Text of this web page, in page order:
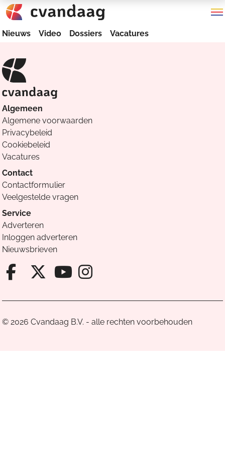
Nieuws Video Dossiers Vacatures
Algemeen
Algemene voorwaarden
Privacybeleid
Cookiebeleid
Vacatures
Contact
Contactformulier
Veelgestelde vragen
Service
Adverteren
Inloggen adverteren
Nieuwsbrieven
Facebook van Cvandaag
X van Cvandaag
Instagram van
© 2026 Cvandaag B.V. - alle rechten voorbehouden